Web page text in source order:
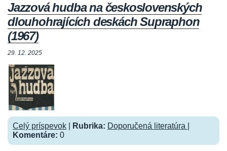
Jazzová hudba na československých
dlouhohrajících deskách Supraphon
(1967)
29. 12. 2025
Celý príspevok Rubrika: Doporučená literatúra
Komentáre: 0